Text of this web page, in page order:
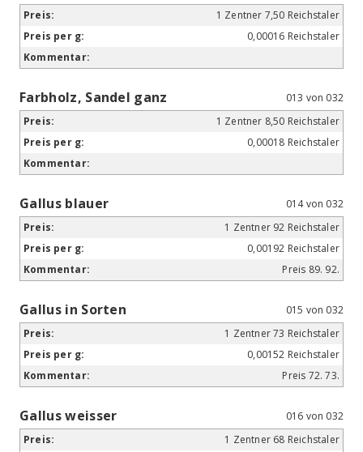
1 Zentner 7,50 Reichstaler
0,00016 Reichstaler
Farbholz, Sandel ganz
013 von 032
1 Zentner 8,50 Reichstaler
0,00018 Reichstaler
Gallus blauer
014 von 032
1 Zentner 92 Reichstaler
0,00192 Reichstaler
Preis 89. 92.
Gallus in Sorten
015 von 032
1 Zentner 73 Reichstaler
0,00152 Reichstaler
Preis 72. 73.
Gallus weisser
016 von 032
1 Zentner 68 Reichstaler